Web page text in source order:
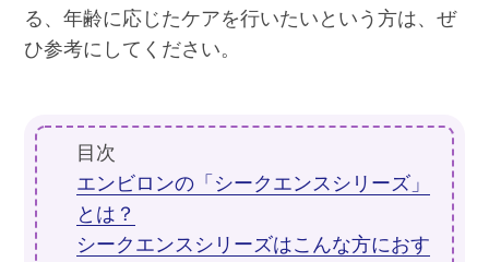
る、年齢に応じたケアを行いたいという方は、ぜ
ひ参考にしてください。
目次
エンビロンの「シークエンスシリーズ」
とは？
シークエンスシリーズはこんな方におす